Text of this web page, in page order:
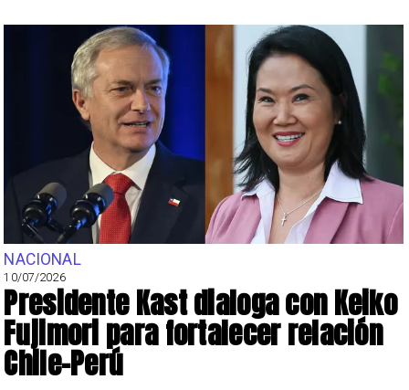
NACIONAL
10/07/2026
Presidente Kast dialoga con Keiko
Fujimori para fortalecer relación
Chile-Perú